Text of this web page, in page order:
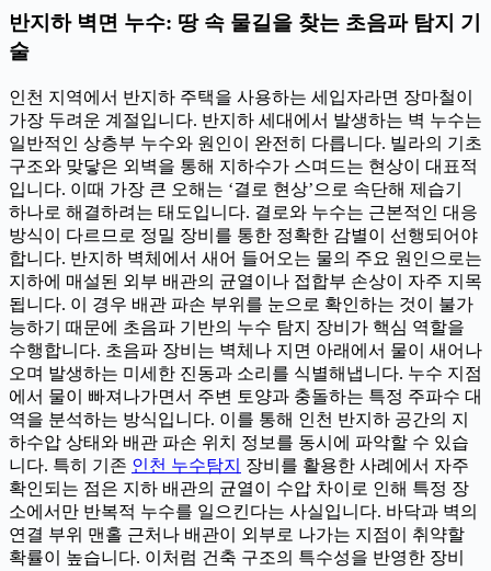
반지하 벽면 누수: 땅 속 물길을 찾는 초음파 탐지 기
술
인천 지역에서 반지하 주택을 사용하는 세입자라면 장마철이
가장 두려운 계절입니다. 반지하 세대에서 발생하는 벽 누수는
일반적인 상층부 누수와 원인이 완전히 다릅니다. 빌라의 기초
구조와 맞닿은 외벽을 통해 지하수가 스며드는 현상이 대표적
입니다. 이때 가장 큰 오해는 ‘결로 현상’으로 속단해 제습기
하나로 해결하려는 태도입니다. 결로와 누수는 근본적인 대응
방식이 다르므로 정밀 장비를 통한 정확한 감별이 선행되어야
합니다. 반지하 벽체에서 새어 들어오는 물의 주요 원인으로는
지하에 매설된 외부 배관의 균열이나 접합부 손상이 자주 지목
됩니다. 이 경우 배관 파손 부위를 눈으로 확인하는 것이 불가
능하기 때문에 초음파 기반의 누수 탐지 장비가 핵심 역할을
수행합니다. 초음파 장비는 벽체나 지면 아래에서 물이 새어나
오며 발생하는 미세한 진동과 소리를 식별해냅니다. 누수 지점
에서 물이 빠져나가면서 주변 토양과 충돌하는 특정 주파수 대
역을 분석하는 방식입니다. 이를 통해 인천 반지하 공간의 지
하수압 상태와 배관 파손 위치 정보를 동시에 파악할 수 있습
니다. 특히 기존 인천 누수탐지
장비를 활용한 사례에서 자주
확인되는 점은 지하 배관의 균열이 수압 차이로 인해 특정 장
소에서만 반복적 누수를 일으킨다는 사실입니다. 바닥과 벽의
연결 부위 맨홀 근처나 배관이 외부로 나가는 지점이 취약할
확률이 높습니다. 이처럼 건축 구조의 특수성을 반영한 장비